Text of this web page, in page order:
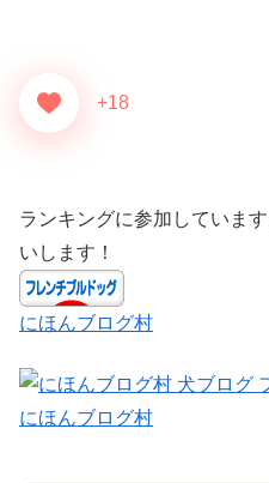
+18
ランキングに参加していま
いします！
にほんブログ村
にほんブログ村